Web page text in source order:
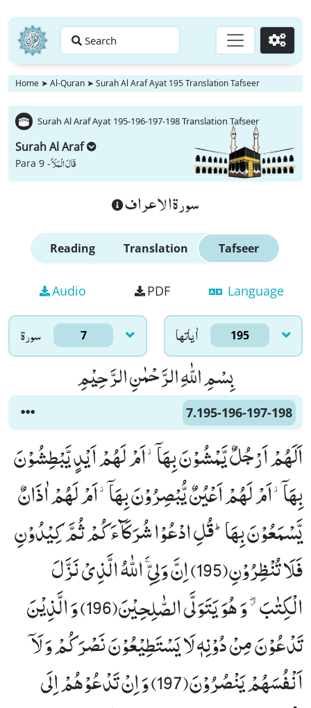
Search Go
Home ➤ Al-Quran ➤ Surah Al Araf Ayat 195 Translation Tafseer
Surah Al Araf Ayat 195-196-197-198 Translation Tafseer
Surah Al Araf
Para 9 -قَالَ الْمَلَاُ
سورة الاعراف
Reading Translation Tafseer
Audio PDF Language
سورۃ 7 اٰياتها 195
بِسْمِ اللّٰهِ الرَّحْمٰنِ الرَّحِیْمِ
7.195-196-197-198
اَلَهُمْ اَرْجُلٌ یَّمْشُوْنَ بِهَاۤ٘-اَمْ لَهُمْ اَیْدٍ یَّبْطِشُوْنَ
بِهَاۤ٘-اَمْ لَهُمْ اَعْیُنٌ یُّبْصِرُوْنَ بِهَاۤ٘-اَمْ لَهُمْ اٰذَانٌ
یَّسْمَعُوْنَ بِهَاؕ-قُلِ ادْعُوْا شُرَكَآءَكُمْ ثُمَّ كِیْدُوْنِ
فَلَا تُنْظِرُوْنِ(195) اِنَّ وَلِیِّ ﰯ اللّٰهُ الَّذِیْ نَزَّلَ
الْكِتٰبَ ﳲ وَ هُوَ یَتَوَلَّى الصّٰلِحِیْنَ(196) وَ الَّذِیْنَ
تَدْعُوْنَ مِنْ دُوْنِهٖ لَا یَسْتَطِیْعُوْنَ نَصْرَكُمْ وَ لَاۤ
اَنْفُسَهُمْ یَنْصُرُوْنَ(197) وَ اِنْ تَدْعُوْهُمْ اِلَى